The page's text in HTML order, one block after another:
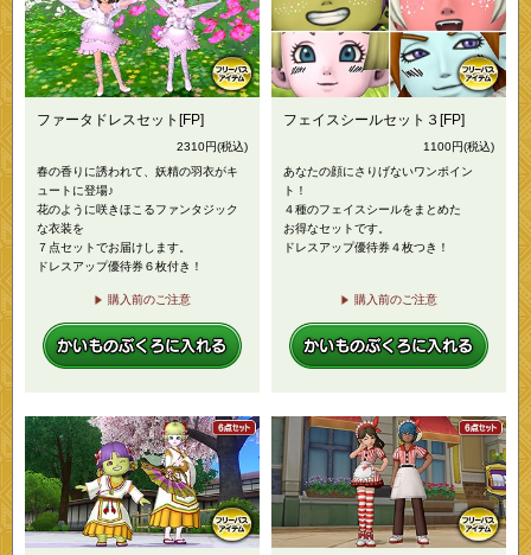
ファータドレスセット[FP]
2310円(税込)
春の香りに誘われて、妖精の羽衣がキ
ュートに登場♪
花のように咲きほこるファンタジック
な衣装を
７点セットでお届けします。
ドレスアップ優待券６枚付き！
購入前のご注意
フェイスシールセット３[FP]
1100円(税込)
あなたの顔にさりげないワンポイン
ト！
４種のフェイスシールをまとめた
お得なセットです。
ドレスアップ優待券４枚つき！
購入前のご注意